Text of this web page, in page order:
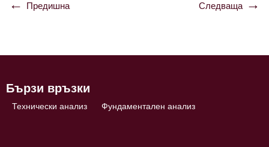
Навигация
Предишна Следваща
Бързи връзки
Технически анализ Фундаментален анализ